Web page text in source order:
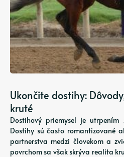
Ukončite dostihy:
kruté
Dostihový priemysel je
Dostihy sú často romantizované
partnerstva medzi človekom a
povrchom sa však skrýva realita